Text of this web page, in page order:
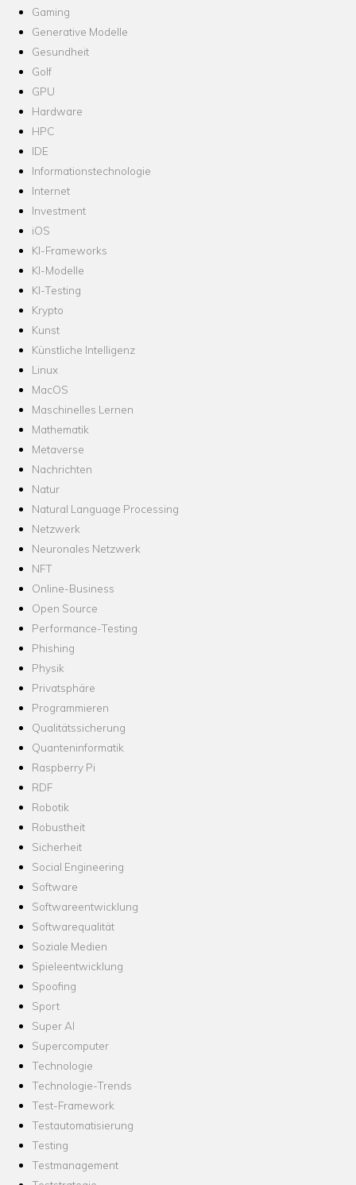
Gaming
Generative Modelle
Gesundheit
Golf
GPU
Hardware
HPC
IDE
Informationstechnologie
Internet
Investment
iOS
KI-Frameworks
KI-Modelle
KI-Testing
Krypto
Kunst
Künstliche Intelligenz
Linux
MacOS
Maschinelles Lernen
Mathematik
Metaverse
Nachrichten
Natur
Natural Language Processing
Netzwerk
Neuronales Netzwerk
NFT
Online-Business
Open Source
Performance-Testing
Phishing
Physik
Privatsphäre
Programmieren
Qualitätssicherung
Quanteninformatik
Raspberry Pi
RDF
Robotik
Robustheit
Sicherheit
Social Engineering
Software
Softwareentwicklung
Softwarequalität
Soziale Medien
Spieleentwicklung
Spoofing
Sport
Super AI
Supercomputer
Technologie
Technologie-Trends
Test-Framework
Testautomatisierung
Testing
Testmanagement